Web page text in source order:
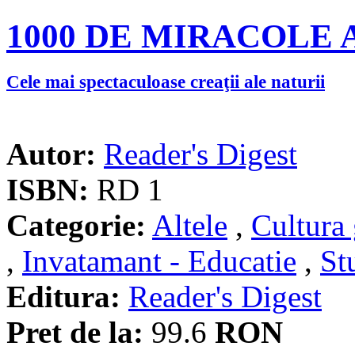
1000 DE MIRACOLE
Cele mai spectaculoase creaţii ale naturii
Autor: Reader's Digest
ISBN: RD 1
Categorie: Altele , Cultura
, Invatamant - Educatie ,
Editura: Reader's Digest
Pret de la: 99.6 RON